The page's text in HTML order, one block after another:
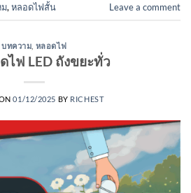
,หลอดไฟสั้น Leave a comment
บทความ หลอดไฟ
ไฟ LED ถังขยะทั่ว
01/12/2025 BY RICHEST